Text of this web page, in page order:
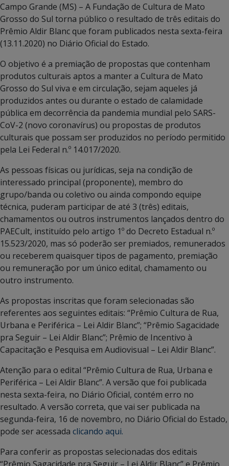
Campo Grande (MS) – A Fundação de Cultura de Mato
Grosso do Sul torna público o resultado de três editais do
Prêmio Aldir Blanc que foram publicados nesta sexta-feira
(13.11.2020) no Diário Oficial do Estado.
O objetivo é a premiação de propostas que contenham
produtos culturais aptos a manter a Cultura de Mato
Grosso do Sul viva e em circulação, sejam aqueles já
produzidos antes ou durante o estado de calamidade
pública em decorrência da pandemia mundial pelo SARS-
CoV-2 (novo coronavírus) ou propostas de produtos
culturais que possam ser produzidos no período permitido
pela Lei Federal n.º 14.017/2020.
As pessoas físicas ou jurídicas, seja na condição de
interessado principal (proponente), membro do
grupo/banda ou coletivo ou ainda compondo equipe
técnica, puderam participar de até 3 (três) editais,
chamamentos ou outros instrumentos lançados dentro do
PAECult, instituído pelo artigo 1º do Decreto Estadual n.º
15.523/2020, mas só poderão ser premiados, remunerados
ou receberem quaisquer tipos de pagamento, premiação
ou remuneração por um único edital, chamamento ou
outro instrumento.
As propostas inscritas que foram selecionadas são
referentes aos seguintes editais: “Prêmio Cultura de Rua,
Urbana e Periférica – Lei Aldir Blanc”; “Prêmio Sagacidade
pra Seguir – Lei Aldir Blanc”; Prêmio de Incentivo à
Capacitação e Pesquisa em Audiovisual – Lei Aldir Blanc”.
Atenção para o edital “Prêmio Cultura de Rua, Urbana e
Periférica – Lei Aldir Blanc”. A versão que foi publicada
nesta sexta-feira, no Diário Oficial, contém erro no
resultado. A versão correta, que vai ser publicada na
segunda-feira, 16 de novembro, no Diário Oficial do Estado,
pode ser acessada clicando aqui.
Para conferir as propostas selecionadas dos editais